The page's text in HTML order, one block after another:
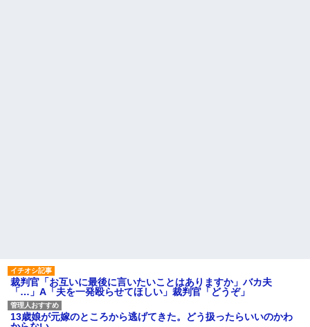
私「ちょっと、人の家の金庫
触らないでよ！」キチママ『そ
こに金庫があったから、開けて
みようとしただけ☆』義兄「泥
は出てけ！二度と来るな！」結
果・・・
裁判官「お互いに最後に言いたいことはありますか」バカ夫
「…」A「夫を一発殴らせてほしい」裁判官「どうぞ」
13歳娘が元嫁のところから逃げてきた。どう扱ったらいいのかわ